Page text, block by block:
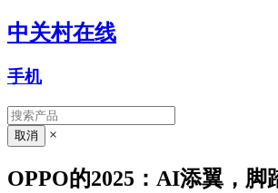
中关村在线
手机
×
OPPO的2025：AI添翼，脚